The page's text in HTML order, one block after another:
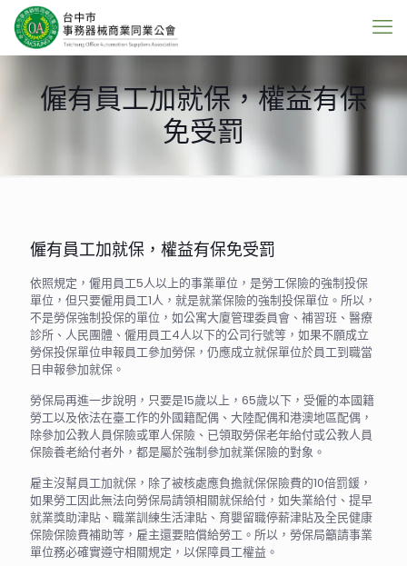
僱有員工加就保，權益有保
免受罰
僱有員工加就保，權益有保免受罰
依照規定，僱用員工5人以上的事業單位，是勞工保險的強制投保
單位，但只要僱用員工1人，就是就業保險的強制投保單位。所以，
不是勞保強制投保的單位，如公寓大廈管理委員會、補習班、醫療
診所、人民團體、僱用員工4人以下的公司行號等，如果不願成立
勞保投保單位申報員工參加勞保，仍應成立就保單位於員工到職當
日申報參加就保。
勞保局再進一步說明，只要是15歲以上，65歲以下，受僱的本國籍
勞工以及依法在臺工作的外國籍配偶、大陸配偶和港澳地區配偶，
除參加公教人員保險或軍人保險、已領取勞保老年給付或公教人員
保險養老給付者外，都是屬於強制參加就業保險的對象。
雇主沒幫員工加就保，除了被核處應負擔就保保險費的10倍罰鍰，
如果勞工因此無法向勞保局請領相關就保給付，如失業給付、提早
就業獎助津貼、職業訓練生活津貼、育嬰留職停薪津貼及全民健康
保險保險費補助等，雇主還要賠償給勞工。所以，勞保局籲請事業
單位務必確實遵守相關規定，以保障員工權益。